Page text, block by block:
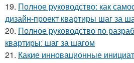
19. Полное руководство: как
дизайн-проект квартиры шаг за
20. Полное руководство по
квартиры: шаг за шагом
21. Какие инновационные